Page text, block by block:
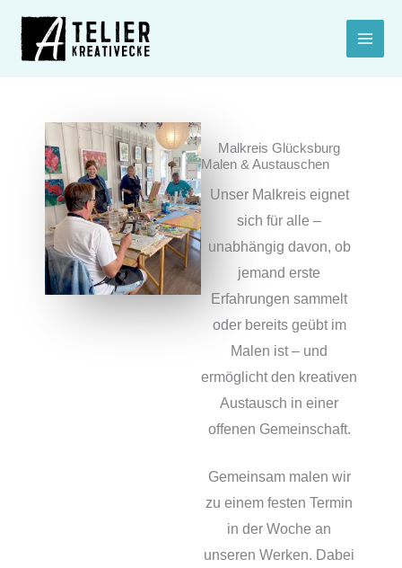
Inhalt
springen
Malkreis Glücksburg
Malen & Austauschen
Unser Malkreis eignet
sich für alle –
unabhängig davon, ob
jemand erste
Erfahrungen sammelt
oder bereits geübt im
Malen ist – und
ermöglicht den kreativen
Austausch in einer
offenen Gemeinschaft.
Gemeinsam malen wir
zu einem festen Termin
in der Woche an
unseren Werken. Dabei